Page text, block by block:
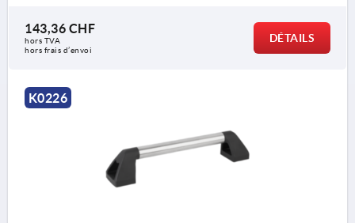
Forme B : Avec insert taraudé
1) Insert pour tête de vis (A) Insert taraudé (B).
143,36 CHF
hors TVA
hors frais d’envoi
DÉTAILS
K0226